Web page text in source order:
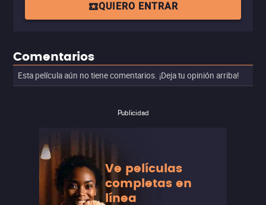
QUIERO ENTRAR
Comentarios
Esta película aún no tiene comentarios. ¡Deja tu opinión arriba!
Publicidad
Ve películas
completas en
línea